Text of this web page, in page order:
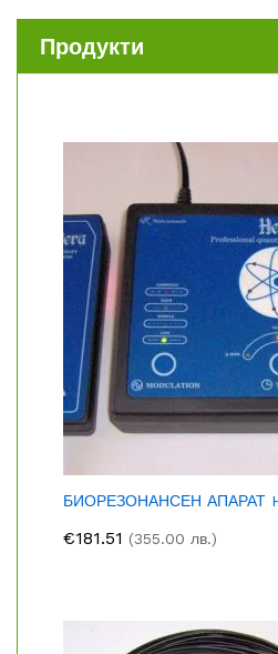
Продукти
БИОРЕЗОНАНСЕН АПАРАТ
€181.51 (355.00 лв.)